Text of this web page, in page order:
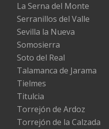
La Serna del Monte
Serranillos del Valle
Sevilla la Nueva
Somosierra
Soto del Real
Talamanca de Jarama
Tielmes
Titulcia
Torrejón de Ardoz
Torrejón de la Calzada